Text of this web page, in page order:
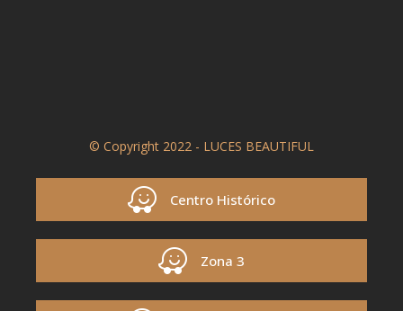
© Copyright 2022 - LUCES BEAUTIFUL
Centro Histórico
Zona 3